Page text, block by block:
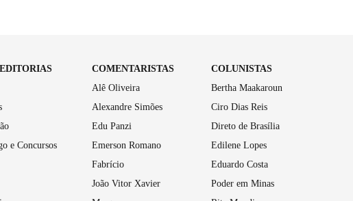
e Concursos
COMENTARISTAS
Alê Oliveira
Alexandre Simões
Edu Panzi
Emerson Romano
Fabrício
João Vitor Xavier
COLUNISTAS
Bertha Maakaroun
Ciro Dias Reis
Direto de Brasília
Edilene Lopes
Eduardo Costa
Poder em Minas